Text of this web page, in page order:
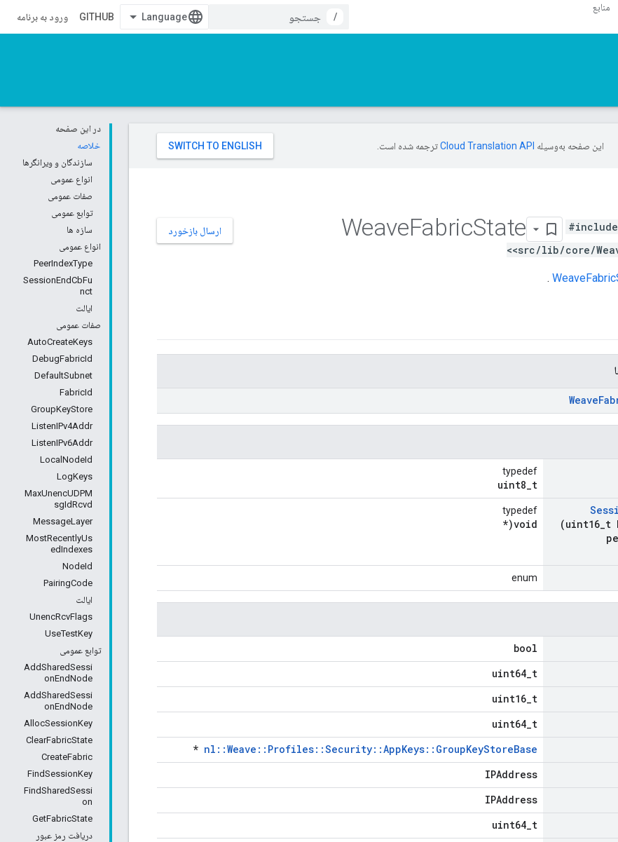
منابع
/
GITHUB ورود به برنامه
در این صفحه
خلاصه
سازندگان و ویرانگرها
انواع عمومی
صفات عمومی
توابع عمومی
سازه ها
انواع عمومی
PeerIndexType
SessionEndCbFu
nct
ایالت
صفات عمومی
AutoCreateKeys
DebugFabricId
DefaultSubnet
FabricId
GroupKeyStore
ListenIPv4Addr
ListenIPv6Addr
LocalNodeId
LogKeys
MaxUnencUDPM
sgIdRcvd
MessageLayer
MostRecentlyUs
edIndexes
NodeId
PairingCode
ایالت
UnencRcvFlags
UseTestKey
توابع عمومی
AddSharedSessi
onEndNode
AddSharedSessi
onEndNode
AllocSessionKey
ClearFabricState
CreateFabric
FindSessionKey
FindSharedSessi
on
GetFabricState
دریافت رمز عبور
این صفحه به‌وسیله ترجمه شده است.
ارسال بازخورد FabricState
#include
<src/lib/core/
.
Weave
typedef
uint8_t
(uint16 t
typedef
void(*
enum
bool
uint64_t
uint16_t
uint64_t
nl::Weave::Profiles::Security::AppKeys::GroupKeyStoreBase
*
IPAddress
IPAddress
uint64_t